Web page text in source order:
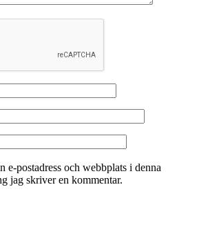
e-postadress och webbplats i denna
jag skriver en kommentar.